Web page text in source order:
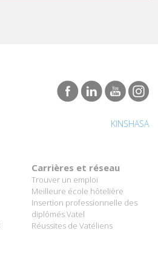
Trouver un emploi
Meilleure école hôtelière
Insertion professionnelle des
diplômés Vatel
Réussites de Vatéliens